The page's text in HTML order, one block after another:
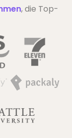
, die Top-